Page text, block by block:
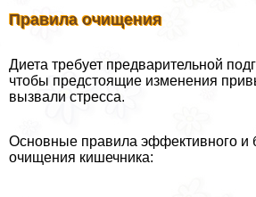
Правила очищения
Диета требует предварительной
чтобы предстоящие изменения
вызвали стресса.
Основные правила эффективного и
очищения кишечника: